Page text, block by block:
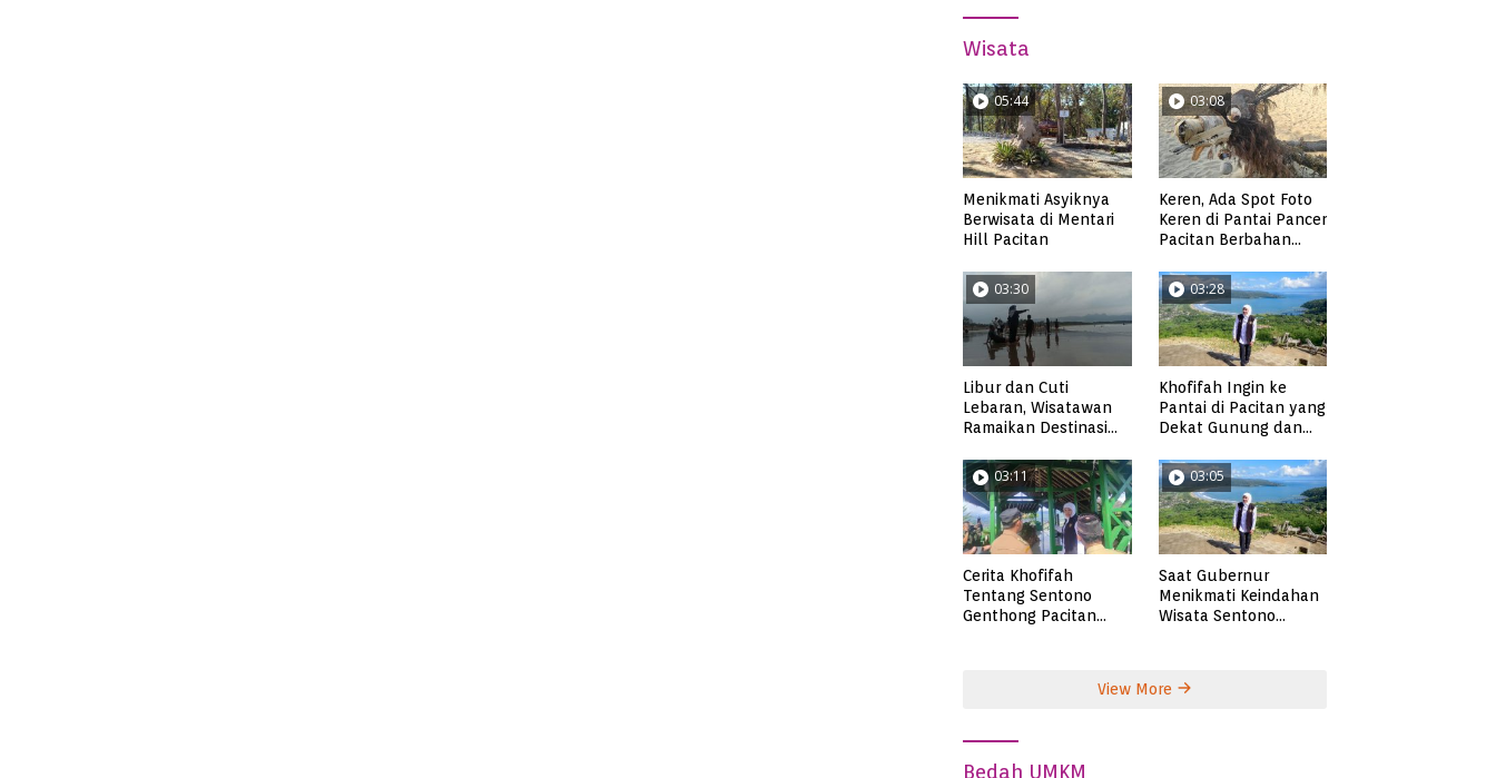
Wisata
05:44
Menikmati Asyiknya
Berwisata di Mentari
Hill Pacitan
03:08
Keren, Ada Spot Foto
Keren di Pantai Pancer
Pacitan Berbahan
03:30
Libur dan Cuti
Lebaran, Wisatawan
Ramaikan Destinasi
03:28
Khofifah Ingin ke
Pantai di Pacitan yang
Dekat Gunung dan
Pangasan?
03:11
Cerita Khofifah
Tentang Sentono
Genthong Pacitan
03:05
Saat Gubernur
Menikmati Keindahan
Wisata Sentono
View More
Bedah UMKM